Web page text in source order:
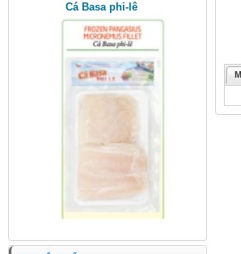
Cá Basa phi-lê